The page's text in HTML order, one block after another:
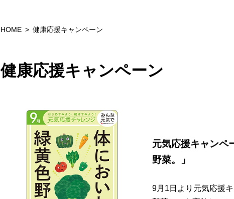
HOME 健康応援キャンペーン
健康応援キャンペーン
元気応援キャンペ
野菜。」
9月1日より元気応援